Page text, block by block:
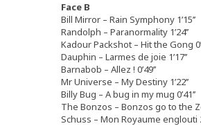
Face B
Bill Mirror – Rain Symphony 1’15’’
Randolph – Paranormality 1’24’’
Kadour Packshot – Hit the Gong
Dauphin – Larmes de joie 1’17’’
Barnabob – Allez ! 0’49’’
Mr Universe – My Destiny 1’22’’
Billy Bug – A bug in my mug 0’41’’
The Bonzos – Bonzos go to the
Schuss – Mon Royaume englouti